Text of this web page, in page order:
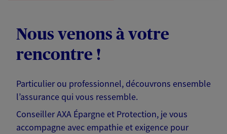
Nous venons à votre
rencontre !
Particulier ou professionnel, découvrons ensemble
l’assurance qui vous ressemble.
Conseiller AXA Épargne et Protection, je vous
accompagne avec empathie et exigence pour